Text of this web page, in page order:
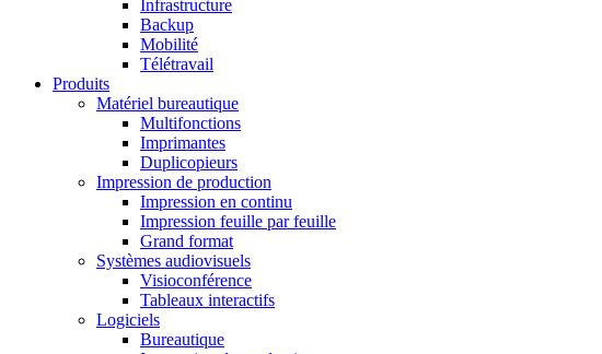
Infrastructure
Backup
Mobilité
Télétravail
Produits
Matériel bureautique
Multifonctions
Imprimantes
Duplicopieurs
Impression de production
Impression en continu
Impression feuille par feuille
Grand format
Systèmes audiovisuels
Visioconférence
Tableaux interactifs
Logiciels
Bureautique